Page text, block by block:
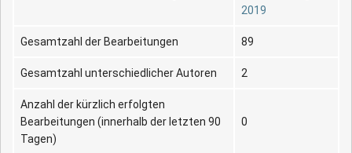
2019
Gesamtzahl der Bearbeitungen 89
Gesamtzahl unterschiedlicher Autoren 2
Anzahl der kürzlich erfolgten
Bearbeitungen (innerhalb der letzten 90
Tagen)
0